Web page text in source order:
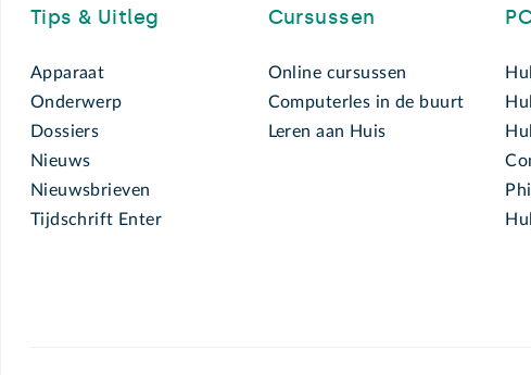
Tips & Uitleg
Apparaat
Onderwerp
Dossiers
Nieuws
Nieuwsbrieven
Tijdschrift Enter
Cursussen
Online cursussen
Computerles in de buurt
Leren aan Huis